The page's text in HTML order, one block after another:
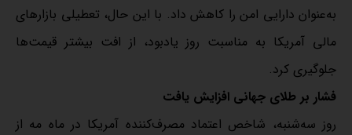
به‌عنوان دارایی امن را کاهش داد. با این حال، تعطیلی بازارهای
مالی آمریکا به مناسبت روز یادبود، از افت بیشتر قیمت‌ها
جلوگیری کرد.
فشار بر طلای جهانی افزایش یافت
روز سه‌شنبه، شاخص اعتماد مصرف‌کننده آمریکا در ماه مه از